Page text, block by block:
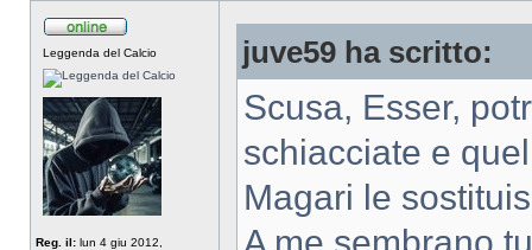
Leggenda del Calcio
Reg. il: lun 4 giu 2012,
juve59 ha scritto:
Scusa, Esser,
schiacciate e
Magari le